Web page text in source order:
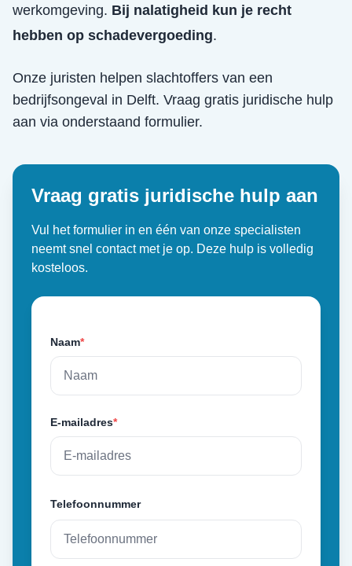
werkomgeving. Bij nalatigheid kun je recht
hebben op schadevergoeding.
Onze juristen helpen slachtoffers van een
bedrijfsongeval in Delft. Vraag gratis juridische hulp
aan via onderstaand formulier.
Vraag gratis juridische hulp aan
Vul het formulier in en één van onze specialisten
neemt snel contact met je op. Deze hulp is volledig
kosteloos.
Naam*
E-mailadres*
Telefoonnummer